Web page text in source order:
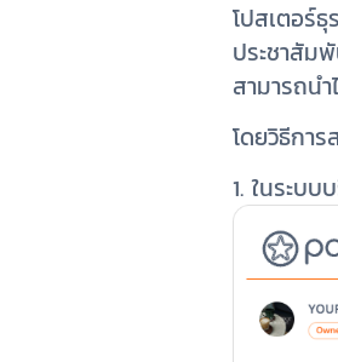
โปสเตอร์
ประชาสัม
สามารถน
โดยวิธีกา
1. ในระบ